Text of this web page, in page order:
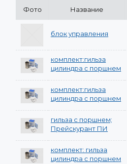
Фото Название
блок управления
комплект:гильза
цилиндра с поршнем
комплект:гильза
цилиндра с поршнем
гильза с поршнем;
Прейскурант ПИ
комплект: гильза
цилиндра с поршнем